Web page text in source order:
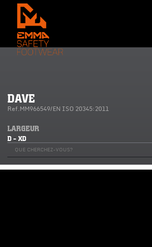
DAVE
Ref.MM966549/EN ISO 20345:2011
LARGEUR
D - XD